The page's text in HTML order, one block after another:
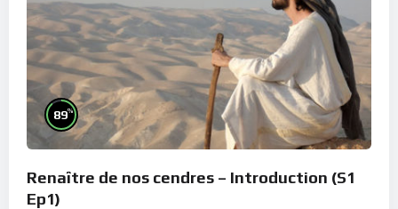
89%
Renaître de nos cendres – Introduction (S1
Ep1)